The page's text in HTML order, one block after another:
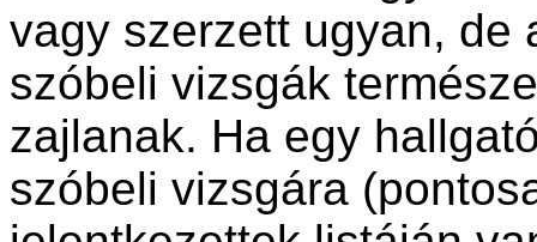
vagy szerzett ugyan, de
szóbeli vizsgák
zajlanak. Ha egy
szóbeli vizsgára